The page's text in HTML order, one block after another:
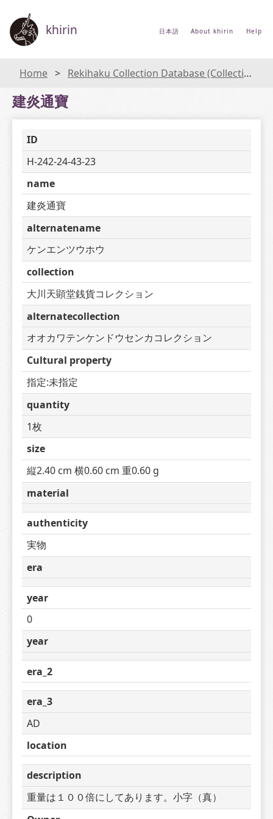
khirin 日本語 About khirin Help
Home Rekihaku Collection Database (Collections Database of the National Museum of Japanese History)
建炎通寶
ID
H-242-24-43-23
name
建炎通寶
alternatename
ケンエンツウホウ
collection
大川天顕堂銭貨コレクション
alternatecollection
オオカワテンケンドウセンカコレクション
Cultural property
指定:未指定
quantity
1枚
size
縦2.40 cm 横0.60 cm 重0.60 g
material
authenticity
実物
era
year
0
year
era_2
era_3
AD
location
description
重量は１００倍にしてあります。小字（真）